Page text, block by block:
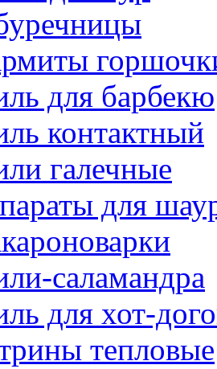
для барбекю
контактный
галечные
для
саламандра
для хот-
тепловые